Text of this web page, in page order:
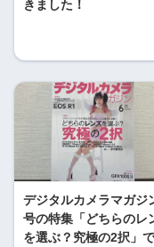
きました！
デジタルカメラマガジ
号の特集「どちらのレ
を選ぶ？究極の2択」